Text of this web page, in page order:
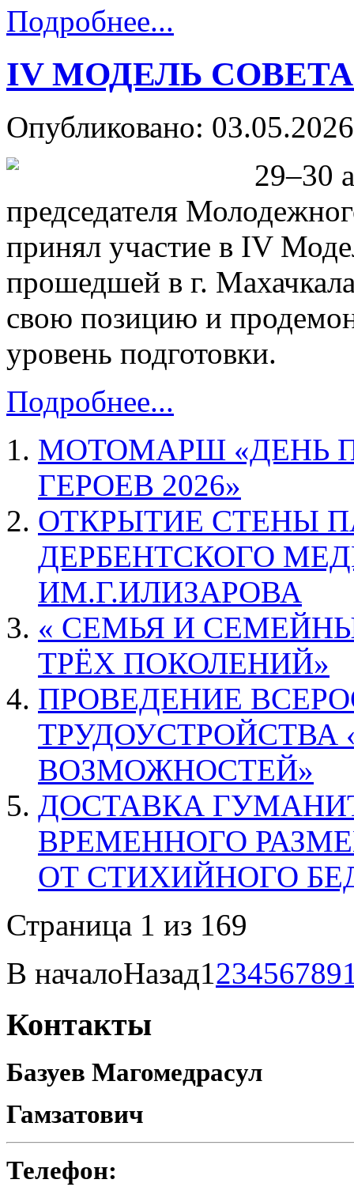
Подробнее...
IV МОДЕЛЬ
Опубликовано:
29–30
председателя
принял участие в IV
прошедшей в г.
свою позицию и
уровень подготовки.
Подробнее...
МОТОМАРШ «ДЕНЬ
ГЕРОЕВ 2026»
ОТКРЫТИЕ СТЕНЫ
ДЕРБЕНТСКОГО
ИМ.Г.ИЛИЗАРОВА
« СЕМЬЯ И
ТРЁХ ПОКОЛЕНИЙ»
ПРОВЕДЕНИЕ
ТРУДОУСТРОЙСТВА
ВОЗМОЖНОСТЕЙ»
ДОСТАВКА
ВРЕМЕННОГО
ОТ СТИХИЙНОГО
Страница 1 из 169
В началоНазад123456789
Контакты
Базуев Магомедрасул
Гамзатович
Телефон: